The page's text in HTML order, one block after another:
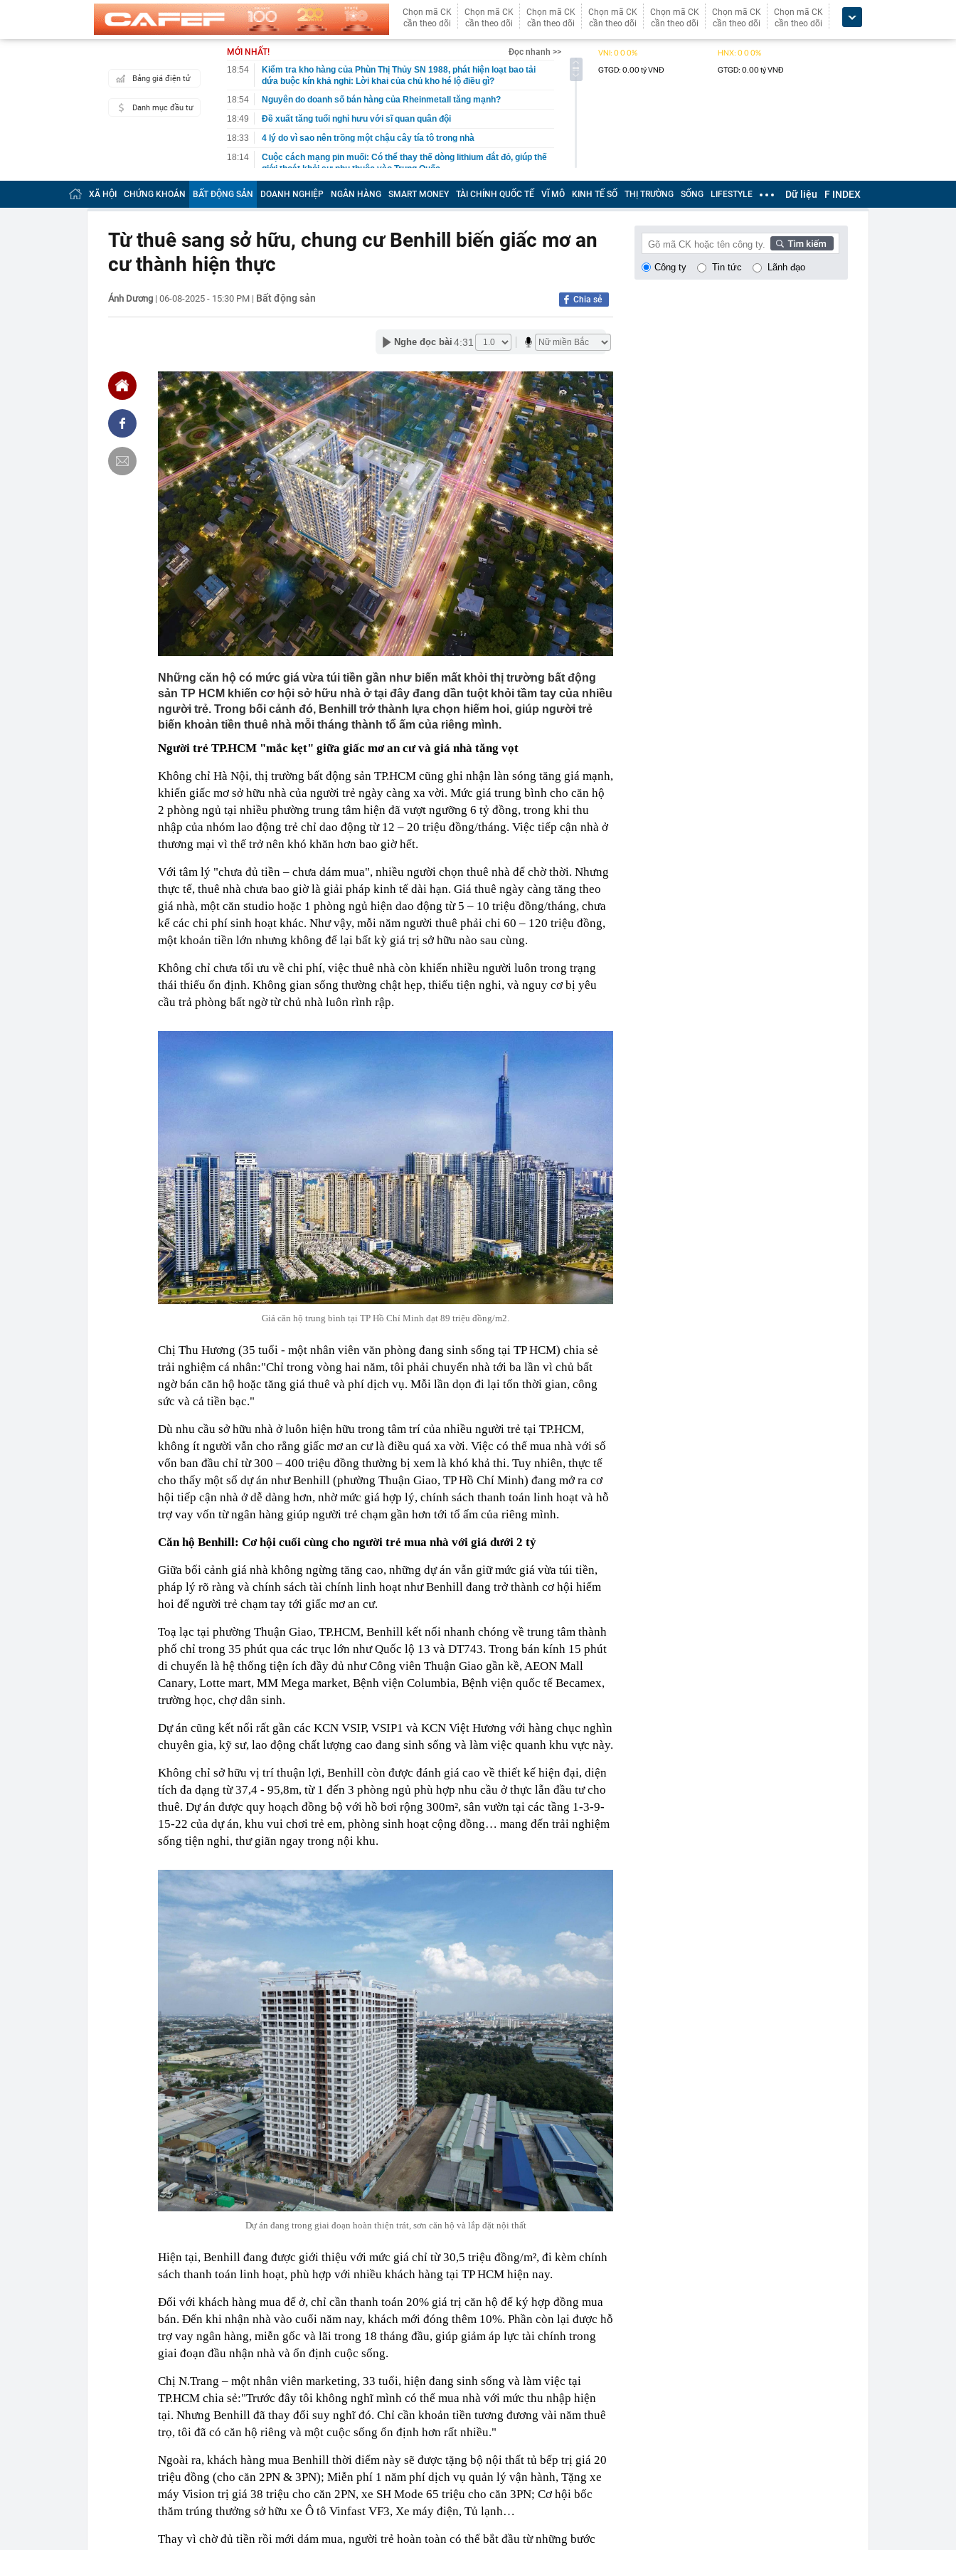
Chọn mã CK
cần theo dõi
Chọn mã CK
cần theo dõi
Chọn mã CK
cần theo dõi
Chọn mã CK
cần theo dõi
Chọn mã CK
cần theo dõi
Chọn mã CK
cần theo dõi
Chọn mã CK
cần theo dõi
Bảng giá điện tử
Danh mục đầu tư
MỚI NHẤT!
Đọc nhanh >>
18:54
Kiểm tra kho hàng của Phùn Thị Thủy SN 1988, phát hiện loạt bao tải
dứa buộc kín khả nghi: Lời khai của chủ kho hé lộ điều gì?
18:54
Nguyên do doanh số bán hàng của Rheinmetall tăng mạnh?
18:49
Đề xuất tăng tuổi nghỉ hưu với sĩ quan quân đội
18:33
4 lý do vì sao nên trồng một chậu cây tía tô trong nhà
18:14
Cuộc cách mạng pin muối: Có thể thay thế dòng lithium đắt đỏ, giúp thế
giới thoát khỏi sự phụ thuộc vào Trung Quốc
18:10
Mỹ nhân có đôi mắt long lanh như sương sớm, 45 tuổi lên truyền hình
viral khắp MXH
18:04
Tuần tới, một ngân hàng sẽ chốt quyền nhận cổ tức tỷ lệ 15%, cổ đông
còn được mua thêm cổ phiếu giá rẻ
17:59
XSMN 8/8 - Kết quả xổ số miền Nam hôm nay thứ Bảy ngày 8/8/2026
17:53
65 tuổi nhất quyết không bán căn nhà duy nhất để con lấy vốn làm ăn,
vài năm sau quyết định ấy cứu cả gia đình
Người có kinh nghiệm trồng cây lâu năm khuyên chôn trứng cạnh gốc:
hình Hàn Quốc, chiếm top 1 hot search Naver
17:30
Kiểm tra tủ đựng bát, đĩa trong nhà, công an bắt Sùng Thị Dụ 47 tuổi
17:30
Khi không gian mạng có "luật chơi" mới, người dùng cần lưu ý gì?
17:30
Phó Thủ tướng Nguyễn Văn Thắng: Xử lý đến cùng các vướng mắc,
không đẩy doanh nghiệp đi vòng
17:28
Lãi suất ngân hàng 8/8 tại MB, Sacombank, HDBank, Agribank,
Vietcombank, BIDV, VietinBank,...
17:27
Elon Musk từ chối cho Ukraine dùng Starlink dẫn đường cho các đòn
tập kích
17:24
75 tuổi tóc vẫn đen bóng, phong độ khiến trai trẻ "chạy dài": Alan Tam
tiết lộ 3 bí quyết đơn giản
17:08
Tiểu thư Harper Beckham khoe visual xinh đẹp, thanh xuân mơn mởn
trên du thuyền triệu đô, đọ sắc cùng mẹ - Victoria ngoài 50 vẫn đỉnh
cao nhan sắc
XÃ HỘI CHỨNG KHOÁN BẤT ĐỘNG SẢN DOANH NGHIỆP NGÂN HÀNG SMART MONEY TÀI CHÍNH QUỐC TẾ VĨ MÔ KINH TẾ SỐ THỊ TRƯỜNG SỐNG LIFESTYLE Dữ liệu F INDEX
Từ thuê sang sở hữu, chung cư Benhill biến giấc mơ an
cư thành hiện thực
Ánh Dương | 06-08-2025 - 15:30 PM | Bất động sản Chia sẻ
Nghe đọc bài 4:31
Những căn hộ có mức giá vừa túi tiền gần như biến mất khỏi thị trường bất động
sản TP HCM khiến cơ hội sở hữu nhà ở tại đây đang dần tuột khỏi tầm tay của nhiều
người trẻ. Trong bối cảnh đó, Benhill trở thành lựa chọn hiếm hoi, giúp người trẻ
biến khoản tiền thuê nhà mỗi tháng thành tổ ấm của riêng mình.
Người trẻ TP.HCM "mắc kẹt" giữa giấc mơ an cư và giá nhà tăng vọt
Không chỉ Hà Nội, thị trường bất động sản TP.HCM cũng ghi nhận làn sóng tăng giá mạnh,
khiến giấc mơ sở hữu nhà của người trẻ ngày càng xa vời. Mức giá trung bình cho căn hộ
2 phòng ngủ tại nhiều phường trung tâm hiện đã vượt ngưỡng 6 tỷ đồng, trong khi thu
nhập của nhóm lao động trẻ chỉ dao động từ 12 – 20 triệu đồng/tháng. Việc tiếp cận nhà ở
thương mại vì thế trở nên khó khăn hơn bao giờ hết.
Với tâm lý "chưa đủ tiền – chưa dám mua", nhiều người chọn thuê nhà để chờ thời. Nhưng
thực tế, thuê nhà chưa bao giờ là giải pháp kinh tế dài hạn. Giá thuê ngày càng tăng theo
giá nhà, một căn studio hoặc 1 phòng ngủ hiện dao động từ 5 – 10 triệu đồng/tháng, chưa
kể các chi phí sinh hoạt khác. Như vậy, mỗi năm người thuê phải chi 60 – 120 triệu đồng,
một khoản tiền lớn nhưng không để lại bất kỳ giá trị sở hữu nào sau cùng.
Không chỉ chưa tối ưu về chi phí, việc thuê nhà còn khiến nhiều người luôn trong trạng
thái thiếu ổn định. Không gian sống thường chật hẹp, thiếu tiện nghi, và nguy cơ bị yêu
cầu trả phòng bất ngờ từ chủ nhà luôn rình rập.
Giá căn hộ trung bình tại TP Hồ Chí Minh đạt 89 triệu đồng/m2.
Chị Thu Hương (35 tuổi - một nhân viên văn phòng đang sinh sống tại TP HCM) chia sẻ
trải nghiệm cá nhân:"Chỉ trong vòng hai năm, tôi phải chuyển nhà tới ba lần vì chủ bất
ngờ bán căn hộ hoặc tăng giá thuê và phí dịch vụ. Mỗi lần dọn đi lại tốn thời gian, công
sức và cả tiền bạc."
Dù nhu cầu sở hữu nhà ở luôn hiện hữu trong tâm trí của nhiều người trẻ tại TP.HCM,
không ít người vẫn cho rằng giấc mơ an cư là điều quá xa vời. Việc có thể mua nhà với số
vốn ban đầu chỉ từ 300 – 400 triệu đồng thường bị xem là khó khả thi. Tuy nhiên, thực tế
cho thấy một số dự án như Benhill (phường Thuận Giao, TP Hồ Chí Minh) đang mở ra cơ
hội tiếp cận nhà ở dễ dàng hơn, nhờ mức giá hợp lý, chính sách thanh toán linh hoạt và hỗ
trợ vay vốn từ ngân hàng giúp người trẻ chạm gần hơn tới tổ ấm của riêng mình.
Căn hộ Benhill: Cơ hội cuối cùng cho người trẻ mua nhà với giá dưới 2 tỷ
Giữa bối cảnh giá nhà không ngừng tăng cao, những dự án vẫn giữ mức giá vừa túi tiền,
pháp lý rõ ràng và chính sách tài chính linh hoạt như Benhill đang trở thành cơ hội hiếm
hoi để người trẻ chạm tay tới giấc mơ an cư.
Toạ lạc tại phường Thuận Giao, TP.HCM, Benhill kết nối nhanh chóng về trung tâm thành
phố chỉ trong 35 phút qua các trục lớn như Quốc lộ 13 và DT743. Trong bán kính 15 phút
di chuyển là hệ thống tiện ích đầy đủ như Công viên Thuận Giao gần kề, AEON Mall
Canary, Lotte mart, MM Mega market, Bệnh viện Columbia, Bệnh viện quốc tế Becamex,
trường học, chợ dân sinh.
Dự án cũng kết nối rất gần các KCN VSIP, VSIP1 và KCN Việt Hương với hàng chục nghìn
chuyên gia, kỹ sư, lao động chất lượng cao đang sinh sống và làm việc quanh khu vực này.
Không chỉ sở hữu vị trí thuận lợi, Benhill còn được đánh giá cao về thiết kế hiện đại, diện
tích đa dạng từ 37,4 - 95,8m, từ 1 đến 3 phòng ngủ phù hợp nhu cầu ở thực lẫn đầu tư cho
thuê. Dự án được quy hoạch đồng bộ với hồ bơi rộng 300m², sân vườn tại các tầng 1-3-9-
15-22 của dự án, khu vui chơi trẻ em, phòng sinh hoạt cộng đồng… mang đến trải nghiệm
sống tiện nghi, thư giãn ngay trong nội khu.
Dự án đang trong giai đoạn hoàn thiện trát, sơn căn hộ và lắp đặt nội thất
Hiện tại, Benhill đang được giới thiệu với mức giá chỉ từ 30,5 triệu đồng/m², đi kèm chính
sách thanh toán linh hoạt, phù hợp với nhiều khách hàng tại TP HCM hiện nay.
Đối với khách hàng mua để ở, chỉ cần thanh toán 20% giá trị căn hộ để ký hợp đồng mua
bán. Đến khi nhận nhà vào cuối năm nay, khách mới đóng thêm 10%. Phần còn lại được hỗ
trợ vay ngân hàng, miễn gốc và lãi trong 18 tháng đầu, giúp giảm áp lực tài chính trong
giai đoạn đầu nhận nhà và ổn định cuộc sống.
Chị N.Trang – một nhân viên marketing, 33 tuổi, hiện đang sinh sống và làm việc tại
TP.HCM chia sẻ:"Trước đây tôi không nghĩ mình có thể mua nhà với mức thu nhập hiện
tại. Nhưng Benhill đã thay đổi suy nghĩ đó. Chỉ cần khoản tiền tương đương vài năm thuê
trọ, tôi đã có căn hộ riêng và một cuộc sống ổn định hơn rất nhiều."
Ngoài ra, khách hàng mua Benhill thời điểm này sẽ được tặng bộ nội thất tủ bếp trị giá 20
triệu đồng (cho căn 2PN & 3PN); Miễn phí 1 năm phí dịch vụ quản lý vận hành, Tặng xe
máy Vision trị giá 38 triệu cho căn 2PN, xe SH Mode 65 triệu cho căn 3PN; Cơ hội bốc
thăm trúng thưởng sở hữu xe Ô tô Vinfast VF3, Xe máy điện, Tủ lạnh…
Thay vì chờ đủ tiền rồi mới dám mua, người trẻ hoàn toàn có thể bắt đầu từ những bước
Công ty Tin tức Lãnh đạo